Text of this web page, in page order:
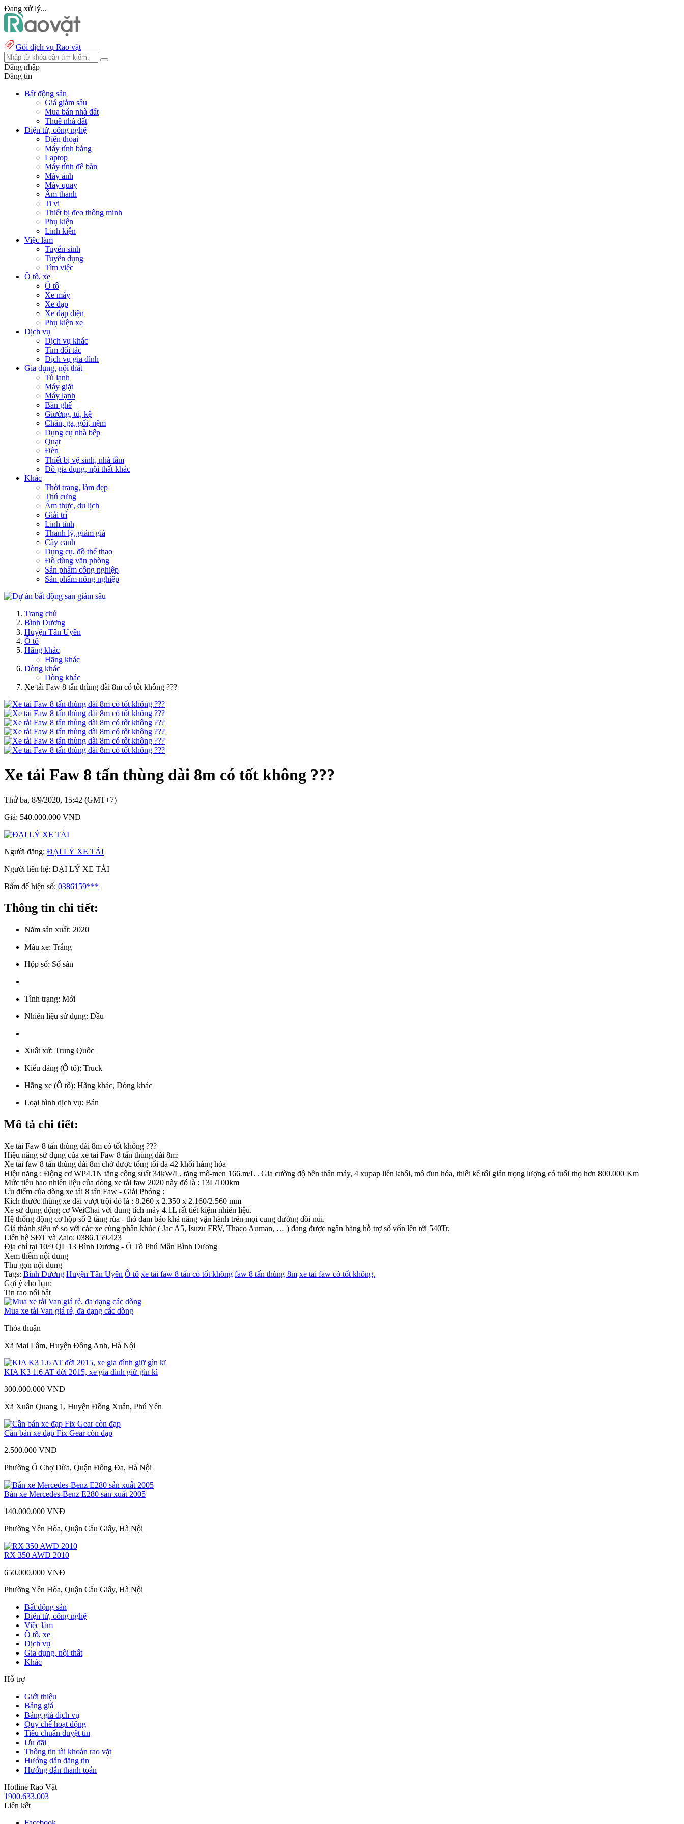
Đang xử lý...
Gói dịch vụ Rao vặt
Đăng nhập
Đăng tin
Bất động sản
Giá giảm sâu
Mua bán nhà đất
Thuê nhà đất
Điện tử, công nghệ
Điện thoại
Máy tính bảng
Laptop
Máy tính để bàn
Máy ảnh
Máy quay
Âm thanh
Ti vi
Thiết bị đeo thông minh
Phụ kiện
Linh kiện
Việc làm
Tuyển sinh
Tuyển dụng
Tìm việc
Ô tô, xe
Ô tô
Xe máy
Xe đạp
Xe đạp điện
Phụ kiện xe
Dịch vụ
Dịch vụ khác
Tìm đối tác
Dịch vụ gia đình
Gia dụng, nội thất
Tủ lạnh
Máy giặt
Máy lạnh
Bàn ghế
Giường, tủ, kệ
Chăn, ga, gối, nệm
Dụng cụ nhà bếp
Quạt
Đèn
Thiết bị vệ sinh, nhà tắm
Đồ gia dụng, nội thất khác
Khác
Thời trang, làm đẹp
Thú cưng
Ẩm thực, du lịch
Giải trí
Linh tinh
Thanh lý, giảm giá
Cây cảnh
Dụng cụ, đồ thể thao
Đồ dùng văn phòng
Sản phẩm công nghiệp
Sản phẩm nông nghiệp
Trang chủ
Bình Dương
Huyện Tân Uyên
Ô tô
Hãng khác
Hãng khác
Dòng khác
Dòng khác
Xe tải Faw 8 tấn thùng dài 8m có tốt không ???
Xe tải Faw 8 tấn thùng dài 8m có tốt không ???
Thứ ba, 8/9/2020, 15:42 (GMT+7)
Giá: 540.000.000 VNĐ
Người đăng: ĐẠI LÝ XE TẢI
Người liên hệ: ĐẠI LÝ XE TẢI
Bấm để hiện số: 0386159***
Thông tin chi tiết:
Năm sản xuất: 2020
Màu xe: Trắng
Hộp số: Số sàn
Tình trạng: Mới
Nhiên liệu sử dụng: Dầu
Xuất xứ: Trung Quốc
Kiểu dáng (Ô tô): Truck
Hãng xe (Ô tô): Hãng khác, Dòng khác
Loại hình dịch vụ: Bán
Mô tả chi tiết:
Xe tải Faw 8 tấn thùng dài 8m có tốt không ???
Hiệu năng sử dụng của xe tải Faw 8 tấn thùng dài 8m:
Xe tải faw 8 tấn thùng dài 8m chở được tổng tối đa 42 khối hàng hóa
Hiệu năng : Động cơ WP4.1N tăng công suất 34kW/L, tăng mô-men 166.m/L . Gia cường độ bền thân máy, 4 xupap liền khối, mô đun hóa, thiết kế tối giản trọng lượng có tuổi thọ hơn 800.000 Km
Mức tiêu hao nhiên liệu của dòng xe tải faw 2020 này đó là : 13L/100km
Ưu điểm của dòng xe tải 8 tấn Faw - Giải Phóng :
Kích thước thùng xe dài vượt trội đó là : 8.260 x 2.350 x 2.160/2.560 mm
Xe sử dụng động cơ WeiChai với dung tích máy 4.1L rất tiết kiệm nhiên liệu.
Hệ thống động cơ hộp số 2 tầng rùa - thỏ đảm bảo khả năng vận hành trên mọi cung đường đồi núi.
Giá thành siêu rẻ so với các xe cùng phân khúc ( Jac A5, Isuzu FRV, Thaco Auman, … ) đang được ngân hàng hỗ trợ số vốn lên tới 540Tr.
Liên hệ SĐT và Zalo: 0386.159.423
Địa chỉ tại 10/9 QL 13 Bình Dương - Ô Tô Phú Mẫn Bình Dương
Xem thêm nội dung
Thu gọn nội dung
Tags: Bình Dương Huyện Tân Uyên Ô tô xe tải faw 8 tấn có tốt không faw 8 tấn thùng 8m xe tải faw có tốt không.
Gợi ý cho bạn:
Tin rao nổi bật
Mua xe tải Van giá rẻ, đa dạng các dòng
Thỏa thuận
Xã Mai Lâm, Huyện Đông Anh, Hà Nội
KIA K3 1.6 AT đời 2015, xe gia đình giữ gìn kĩ
300.000.000 VNĐ
Xã Xuân Quang 1, Huyện Đồng Xuân, Phú Yên
Cần bán xe đạp Fix Gear còn đạp
2.500.000 VNĐ
Phường Ô Chợ Dừa, Quận Đống Đa, Hà Nội
Bán xe Mercedes-Benz E280 sản xuất 2005
140.000.000 VNĐ
Phường Yên Hòa, Quận Cầu Giấy, Hà Nội
RX 350 AWD 2010
650.000.000 VNĐ
Phường Yên Hòa, Quận Cầu Giấy, Hà Nội
Bất động sản
Điện tử, công nghệ
Việc làm
Ô tô, xe
Dịch vụ
Gia dụng, nội thất
Khác
Hỗ trợ
Giới thiệu
Bảng giá
Bảng giá dịch vụ
Quy chế hoạt động
Tiêu chuẩn duyệt tin
Ưu đãi
Thông tin tài khoản rao vặt
Hướng dẫn đăng tin
Hướng dẫn thanh toán
Hotline Rao Vặt
1900.633.003
Liên kết